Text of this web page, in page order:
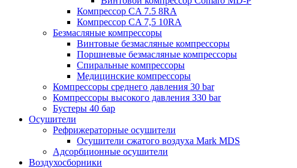
Компрессор CA 7.5 8RA
Компрессор CA 7,5 10RA
Безмасляные компрессоры
Винтовые безмасляные компрессоры
Поршневые безмасляные компрессоры
Спиральные компрессоры
Медицинские компрессоры
Компрессоры среднего давления 30 bar
Компрессоры высокого давления 330 bar
Бустеры 40 бар
Осушители
Рефрижераторные осушители
Осушители сжатого воздуха Mark MDS
Адсорбционные осушители
Воздухосборники